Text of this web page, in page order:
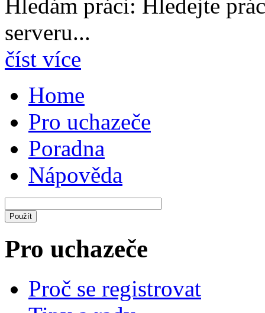
Hledám práci: Hledejte
serveru...
číst více
Home
Pro uchazeče
Poradna
Nápověda
Pro uchazeče
Proč se registrovat